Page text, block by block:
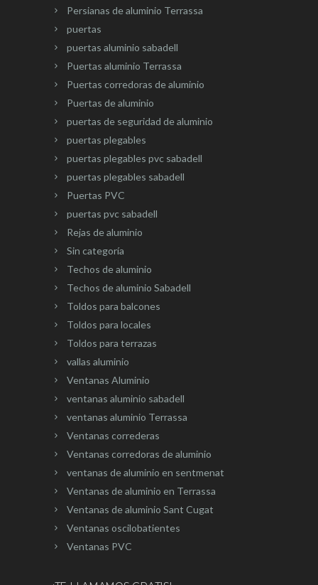
Persianas de aluminio Terrassa
puertas
puertas aluminio sabadell
Puertas aluminio Terrassa
Puertas corredoras de aluminio
Puertas de aluminio
puertas de seguridad de aluminio
puertas plegables
puertas plegables pvc sabadell
puertas plegables sabadell
Puertas PVC
puertas pvc sabadell
Rejas de aluminio
Sin categoría
Techos de aluminio
Techos de aluminio Sabadell
Toldos para balcones
Toldos para locales
Toldos para terrazas
vallas aluminio
Ventanas Aluminio
ventanas aluminio sabadell
ventanas aluminio Terrassa
Ventanas correderas
Ventanas corredoras de aluminio
ventanas de aluminio en sentmenat
Ventanas de aluminio en Terrassa
Ventanas de aluminio Sant Cugat
Ventanas oscilobatientes
Ventanas PVC